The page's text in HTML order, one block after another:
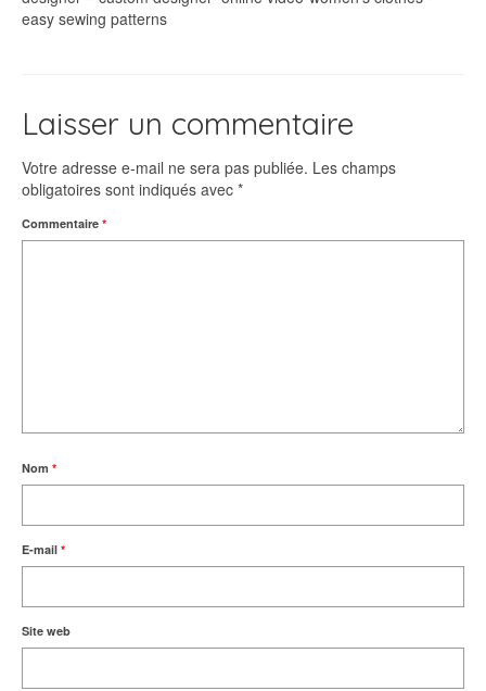
easy sewing patterns
Laisser un commentaire
Votre adresse e-mail ne sera pas publiée. Les champs
obligatoires sont indiqués avec *
Commentaire *
Nom *
E-mail *
Site web